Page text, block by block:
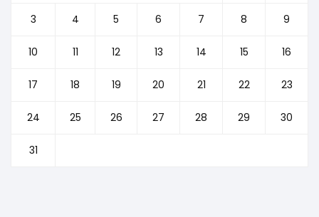
3 4 5 6 7 8 9
10 11 12 13 14 15 16
17 18 19 20 21 22 23
24 25 26 27 28 29 30
31